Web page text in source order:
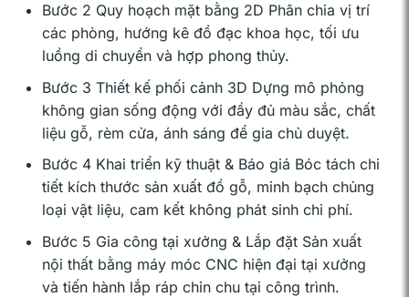
Bước 2 Quy hoạch mặt bằng 2D Phân chia vị trí
các phòng, hướng kê đồ đạc khoa học, tối ưu
luồng di chuyển và hợp phong thủy.
Bước 3 Thiết kế phối cảnh 3D Dựng mô phỏng
không gian sống động với đầy đủ màu sắc, chất
liệu gỗ, rèm cửa, ánh sáng để gia chủ duyệt.
Bước 4 Khai triển kỹ thuật & Báo giá Bóc tách chi
tiết kích thước sản xuất đồ gỗ, minh bạch chủng
loại vật liệu, cam kết không phát sinh chi phí.
Bước 5 Gia công tại xưởng & Lắp đặt Sản xuất
nội thất bằng máy móc CNC hiện đại tại xưởng
và tiến hành lắp ráp chỉn chu tại công trình.